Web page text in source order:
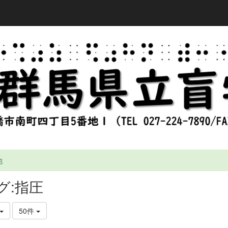
:指圧
50件